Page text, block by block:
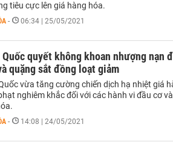
tiêu cực lên giá hàng hóa.
- 06:34 | 25/05/2021
quyết không khoan nhượng nạn
quặng sắt đồng loạt giảm
vừa tăng cường chiến dịch hạ nhiệt giá
nghiêm khắc đối với các hành vi đầu cơ
- 14:08 | 24/05/2021